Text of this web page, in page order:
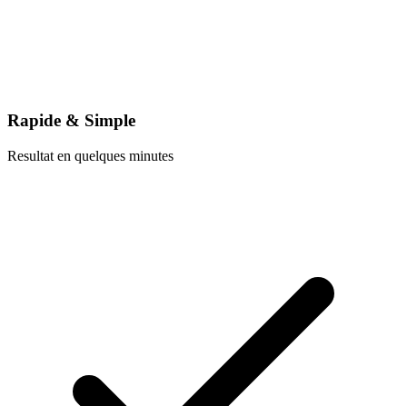
Rapide & Simple
Resultat en quelques minutes